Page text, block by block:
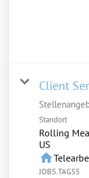
Client
Standort
Rolling
home
JOBS.TAGS5